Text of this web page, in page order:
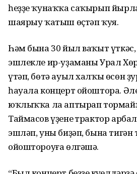
һеҙҙе ҡунаҡҡа саҡырып
шаярыу ҡатыш өҫтәп ҡуя.
Һәм бына 30 йыл ваҡыт
эшлекле ир-уҙаманы Урал
үтәп, бөтә ауыл халҡы өсөн
һауала концерт ойоштора.
юҡлыҡҡа ла аптырап
Таймасов үҙенең трактор
эшләп, уны биҙәп, бына
ойоштороуға өлгәшә.